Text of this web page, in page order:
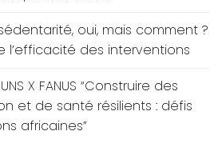
oui, mais comment ?
l’efficacité des interventions
X FANUS “Construire des
et de santé résilients : défis
africaines”